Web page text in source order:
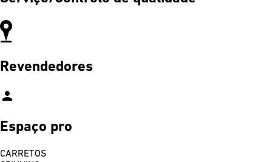
Revendedores
person
Espaço pro
CARRETOS